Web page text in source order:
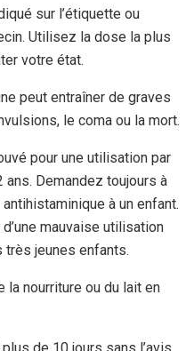
sur l’étiquette ou
Utilisez la dose la plus
votre état.
peut entraîner de graves
le coma ou la mort.
pour une utilisation par
Demandez toujours à
à un enfant.
mauvaise utilisation
jeunes enfants.
la nourriture ou du lait en
de 10 jours sans l’avis